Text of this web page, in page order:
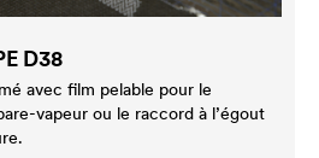
D38
avec film pelable pour le
vapeur ou le raccord à l’égout